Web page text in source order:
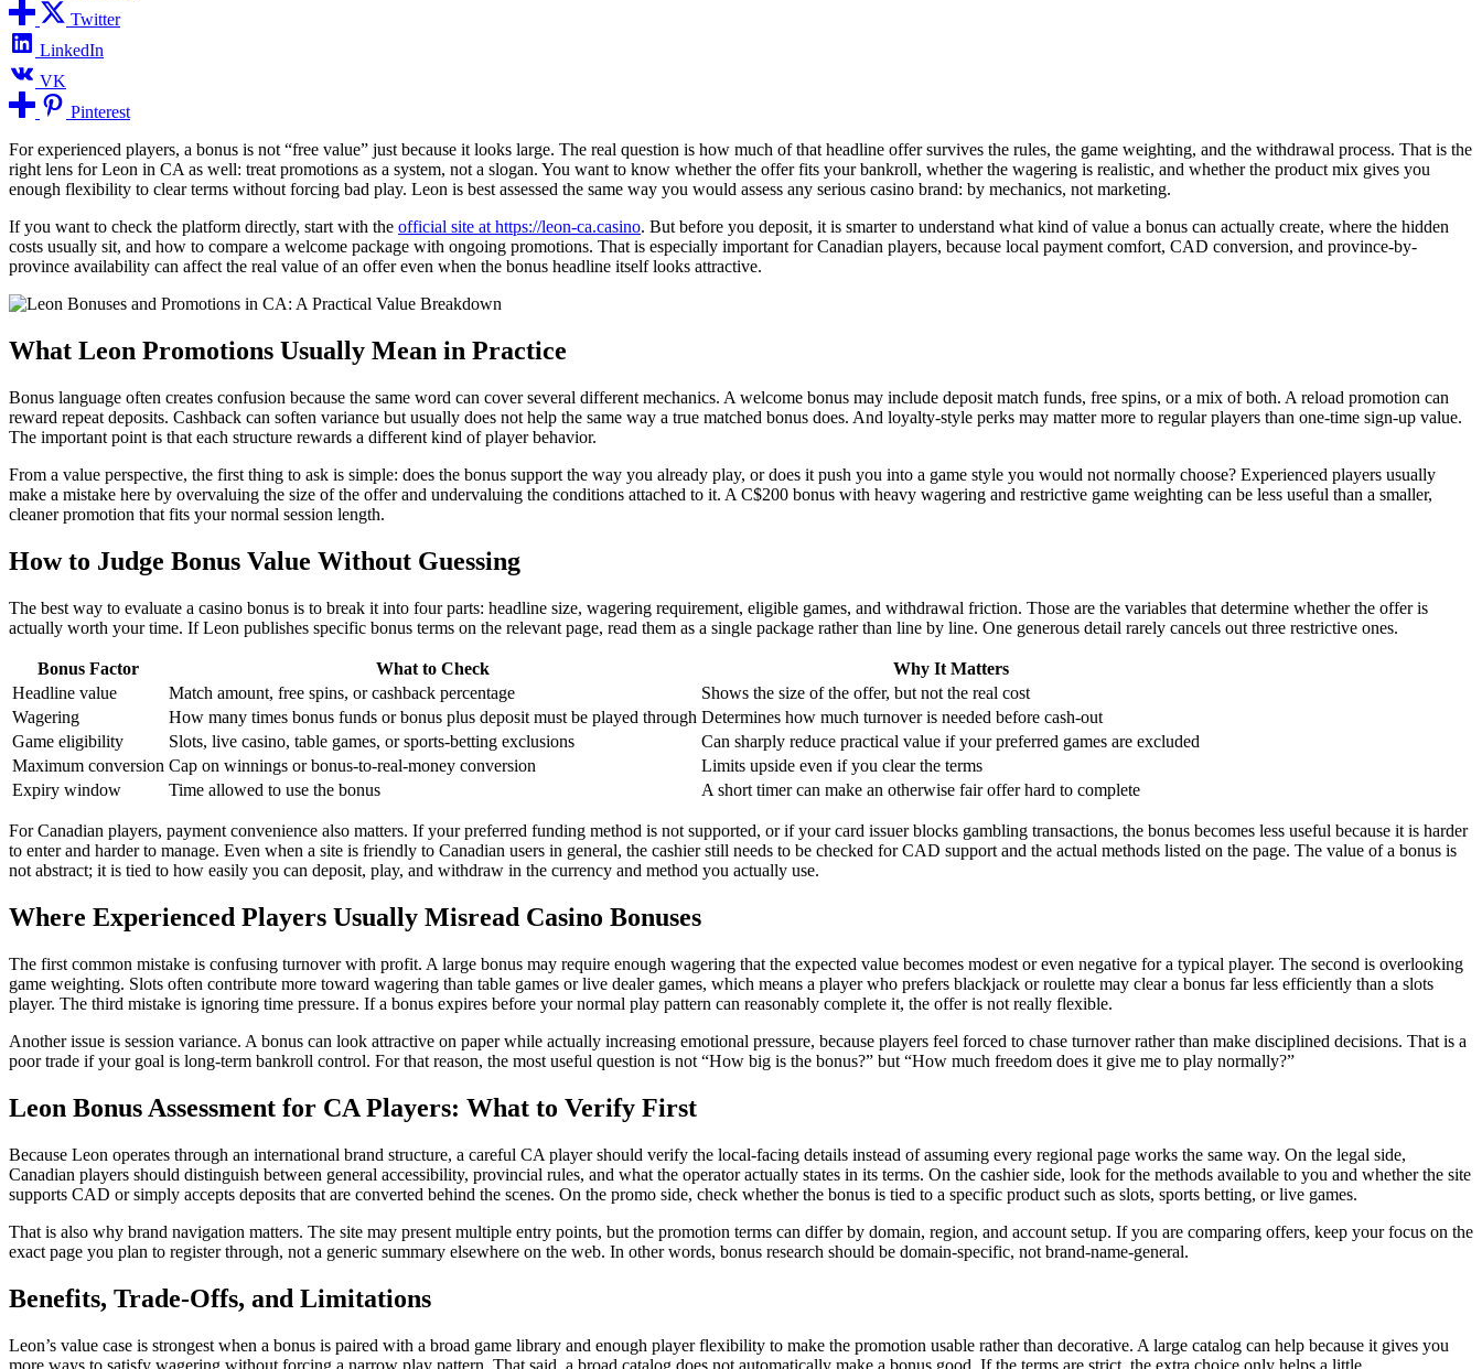
Twitter
LinkedIn
VK
Pinterest
For experienced players, a bonus is not “free value” just because it looks large. The real question is how much of that headline offer survives the rules, the game weighting, and the withdrawal process. That is the
right lens for Leon in CA as well: treat promotions as a system, not a slogan. You want to know whether the offer fits your bankroll, whether the wagering is realistic, and whether the product mix gives you
enough flexibility to clear terms without forcing bad play. Leon is best assessed the same way you would assess any serious casino brand: by mechanics, not marketing.
If you want to check the platform directly, start with the official site at https://leon-ca.casino. But before you deposit, it is smarter to understand what kind of value a bonus can actually create, where the hidden
costs usually sit, and how to compare a welcome package with ongoing promotions. That is especially important for Canadian players, because local payment comfort, CAD conversion, and province-by-
province availability can affect the real value of an offer even when the bonus headline itself looks attractive.
What Leon Promotions Usually Mean in Practice
Bonus language often creates confusion because the same word can cover several different mechanics. A welcome bonus may include deposit match funds, free spins, or a mix of both. A reload promotion can
reward repeat deposits. Cashback can soften variance but usually does not help the same way a true matched bonus does. And loyalty-style perks may matter more to regular players than one-time sign-up value.
The important point is that each structure rewards a different kind of player behavior.
From a value perspective, the first thing to ask is simple: does the bonus support the way you already play, or does it push you into a game style you would not normally choose? Experienced players usually
make a mistake here by overvaluing the size of the offer and undervaluing the conditions attached to it. A C$200 bonus with heavy wagering and restrictive game weighting can be less useful than a smaller,
cleaner promotion that fits your normal session length.
How to Judge Bonus Value Without Guessing
The best way to evaluate a casino bonus is to break it into four parts: headline size, wagering requirement, eligible games, and withdrawal friction. Those are the variables that determine whether the offer is
actually worth your time. If Leon publishes specific bonus terms on the relevant page, read them as a single package rather than line by line. One generous detail rarely cancels out three restrictive ones.
Bonus Factor What to Check
Why It Matters
Headline value
Match amount, free spins, or cashback percentage
Shows the size of the offer, but not the real cost
Wagering
How many times bonus funds or bonus plus deposit must be played through Determines how much turnover is needed before cash-out
Game eligibility
Slots, live casino, table games, or sports-betting exclusions
Can sharply reduce practical value if your preferred games are excluded
Maximum conversion Cap on winnings or bonus-to-real-money conversion
Limits upside even if you clear the terms
Expiry window
Time allowed to use the bonus A short timer can make an otherwise fair offer hard to complete
For Canadian players, payment convenience also matters. If your preferred funding method is not supported, or if your card issuer blocks gambling transactions, the bonus becomes less useful because it is harder
to enter and harder to manage. Even when a site is friendly to Canadian users in general, the cashier still needs to be checked for CAD support and the actual methods listed on the page. The value of a bonus is
not abstract; it is tied to how easily you can deposit, play, and withdraw in the currency and method you actually use.
Where Experienced Players Usually Misread Casino Bonuses
The first common mistake is confusing turnover with profit. A large bonus may require enough wagering that the expected value becomes modest or even negative for a typical player. The second is overlooking
game weighting. Slots often contribute more toward wagering than table games or live dealer games, which means a player who prefers blackjack or roulette may clear a bonus far less efficiently than a slots
player. The third mistake is ignoring time pressure. If a bonus expires before your normal play pattern can reasonably complete it, the offer is not really flexible.
Another issue is session variance. A bonus can look attractive on paper while actually increasing emotional pressure, because players feel forced to chase turnover rather than make disciplined decisions. That is a
poor trade if your goal is long-term bankroll control. For that reason, the most useful question is not “How big is the bonus?” but “How much freedom does it give me to play normally?”
Leon Bonus Assessment for CA Players: What to Verify First
Because Leon operates through an international brand structure, a careful CA player should verify the local-facing details instead of assuming every regional page works the same way. On the legal side,
Canadian players should distinguish between general accessibility, provincial rules, and what the operator actually states in its terms. On the cashier side, look for the methods available to you and whether the site
supports CAD or simply accepts deposits that are converted behind the scenes. On the promo side, check whether the bonus is tied to a specific product such as slots, sports betting, or live games.
That is also why brand navigation matters. The site may present multiple entry points, but the promotion terms can differ by domain, region, and account setup. If you are comparing offers, keep your focus on the
exact page you plan to register through, not a generic summary elsewhere on the web. In other words, bonus research should be domain-specific, not brand-name-general.
Benefits, Trade-Offs, and Limitations
Leon’s value case is strongest when a bonus is paired with a broad game library and enough player flexibility to make the promotion usable rather than decorative. A large catalog can help because it gives you
more ways to satisfy wagering without forcing a narrow play pattern. That said, a broad catalog does not automatically make a bonus good. If the terms are strict, the extra choice only helps a little.